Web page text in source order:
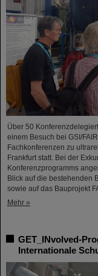
Über 50
einem Besuch bei GSI/
Fachkonferenzen zu
Frankfurt statt. Bei der
Konferenzprogramms
Blick auf die bestehenden
sowie auf das Bauprojekt
Mehr »
GET_INvolved-
Internationale